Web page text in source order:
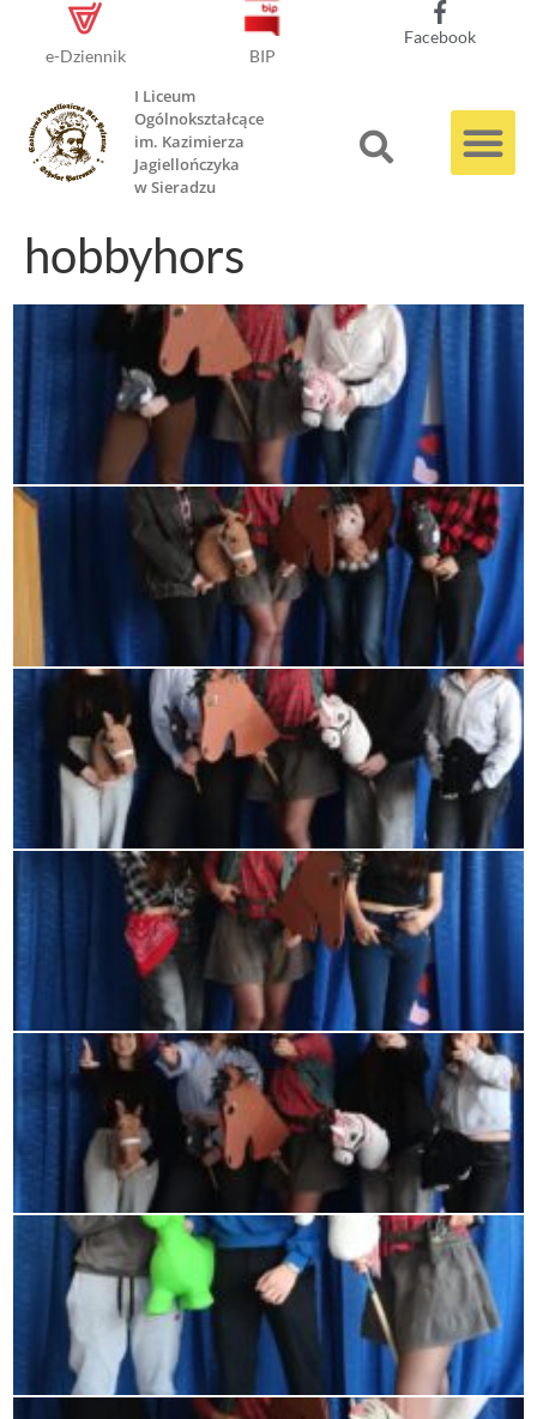
e-Dziennik BIP
Facebook
I Liceum
Ogólnokształcące
im. Kazimierza
Jagiellończyka
w Sieradzu
hobbyhors